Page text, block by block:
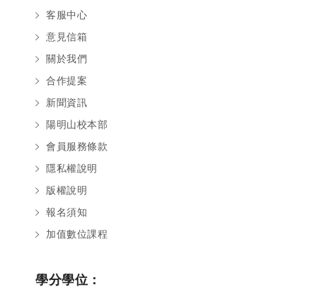
客服中心
意見信箱
關於我們
合作提案
新聞資訊
陽明山校本部
會員服務條款
隱私權說明
版權說明
報名須知
加值數位課程
學分學位：